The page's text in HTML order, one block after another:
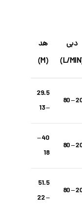
دبی
هد
(M)
20 –
29.5
– 13
20 –
40 –
18
20 –
51.5
– 22